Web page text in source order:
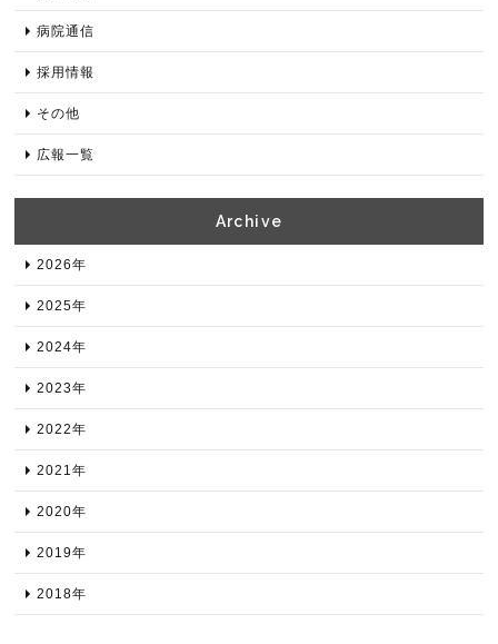
病院通信
採用情報
その他
広報一覧
Archive​
2026年​
2025年​
2024年​
2023年​
2022年​
2021年​
2020年​
2019年​
2018年​